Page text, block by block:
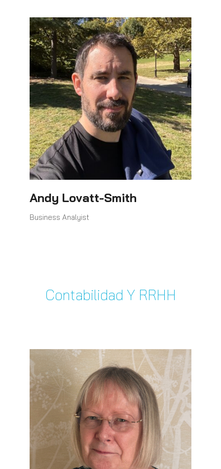
Andy Lovatt-Smith
Business Analyist
Contabilidad Y RRHH